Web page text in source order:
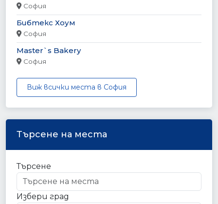
София
Бибтекс Хоум
София
Master`s Bakery
София
Виж всички места в София
Търсене на места
Търсене
Избери град